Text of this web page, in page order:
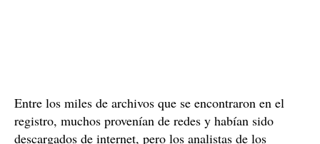
Entre los miles de archivos que se encontraron en el
registro, muchos provenían de redes y habían sido
descargados de internet, pero los analistas de los